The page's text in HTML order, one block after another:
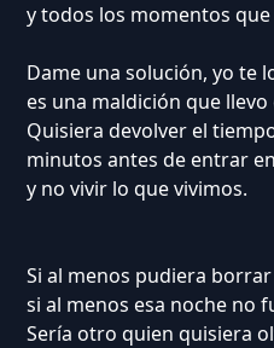
y todos los momentos que
Dame una solución, yo te
es una maldición que
Quisiera devolver el
minutos antes de entrar
y no vivir lo que vivimos.
Si al menos pudiera
si al menos esa noche no
Sería otro quien quisiera